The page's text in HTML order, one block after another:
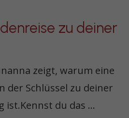
zu deiner
zeigt, warum eine
der Schlüssel zu deiner
du das ...